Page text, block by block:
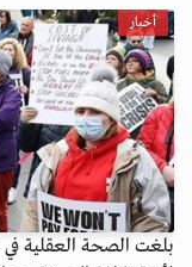
أخبار
بلغت الصحة العقلية في